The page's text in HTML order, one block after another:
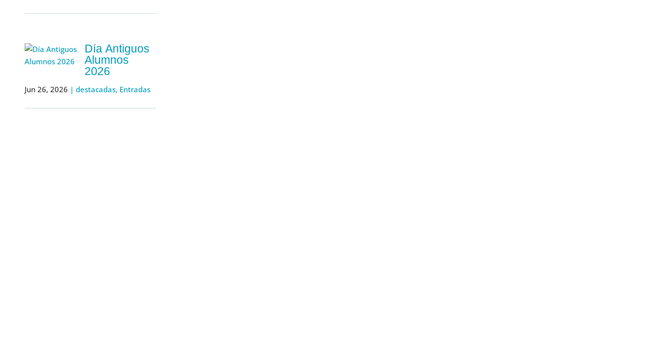
Día Antiguos
Alumnos
2026
Jun 26, 2026 | destacadas, Entradas